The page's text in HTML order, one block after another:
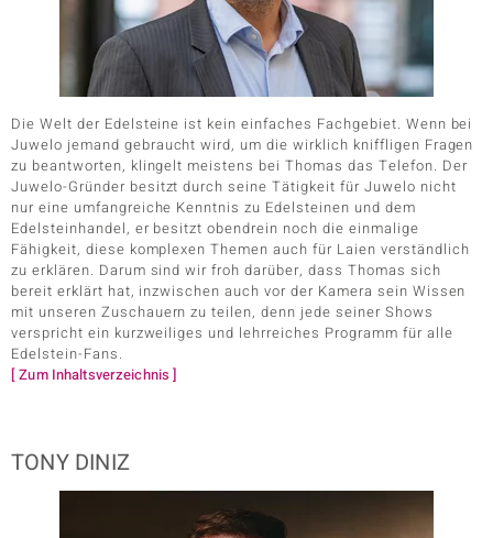
Die Welt der Edelsteine ist kein einfaches Fachgebiet. Wenn bei
Juwelo jemand gebraucht wird, um die wirklich kniffligen Fragen
zu beantworten, klingelt meistens bei Thomas das Telefon. Der
Juwelo-Gründer besitzt durch seine Tätigkeit für Juwelo nicht
nur eine umfangreiche Kenntnis zu Edelsteinen und dem
Edelsteinhandel, er besitzt obendrein noch die einmalige
Fähigkeit, diese komplexen Themen auch für Laien verständlich
zu erklären. Darum sind wir froh darüber, dass Thomas sich
bereit erklärt hat, inzwischen auch vor der Kamera sein Wissen
mit unseren Zuschauern zu teilen, denn jede seiner Shows
verspricht ein kurzweiliges und lehrreiches Programm für alle
Edelstein-Fans.
[ Zum Inhaltsverzeichnis ]
TONY DINIZ